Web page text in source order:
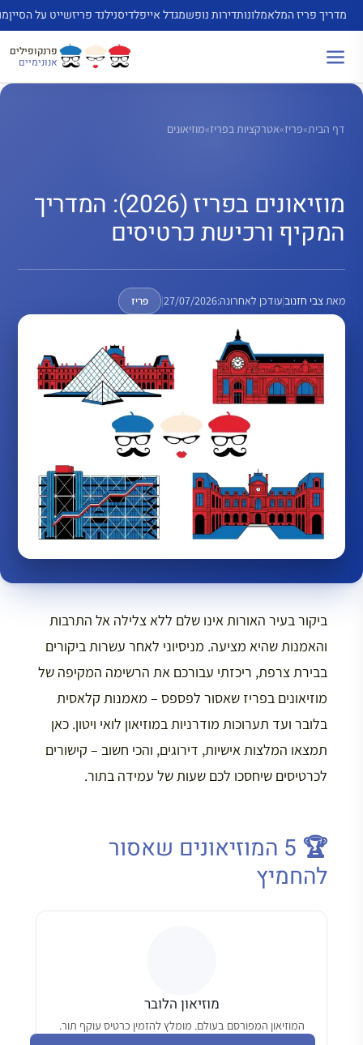
לדלג
לתוכן
מדריך פריז המלאמלונותדירות נופשמגדל אייפלדיסנילנד פריזשייט על הסיין
פרנקופילים
אנונימיים
דף הבית»פריז»אטרקציות בפריז»מוזיאונים
מוזיאונים בפריז (2026): המדריך
המקיף ורכישת כרטיסים
מאתצבי חזנוב|עודכן לאחרונה:27/07/2026
| פריז
ביקור בעיר האורות אינו שלם ללא צלילה אל התרבות
והאמנות שהיא מציעה. מניסיוני לאחר עשרות ביקורים
בבירת צרפת, ריכזתי עבורכם את הרשימה המקיפה של
מוזיאונים בפריז שאסור לפספס – מאמנות קלאסית
בלובר ועד תערוכות מודרניות במוזיאון לואי ויטון. כאן
תמצאו המלצות אישיות, דירוגים, והכי חשוב – קישורים
לכרטיסים שיחסכו לכם שעות של עמידה בתור.
🏆 5 המוזיאונים שאסור
להחמיץ
מוזיאון הלובר
המוזיאון המפורסם בעולם. מומלץ להזמין כרטיס עוקף תור.